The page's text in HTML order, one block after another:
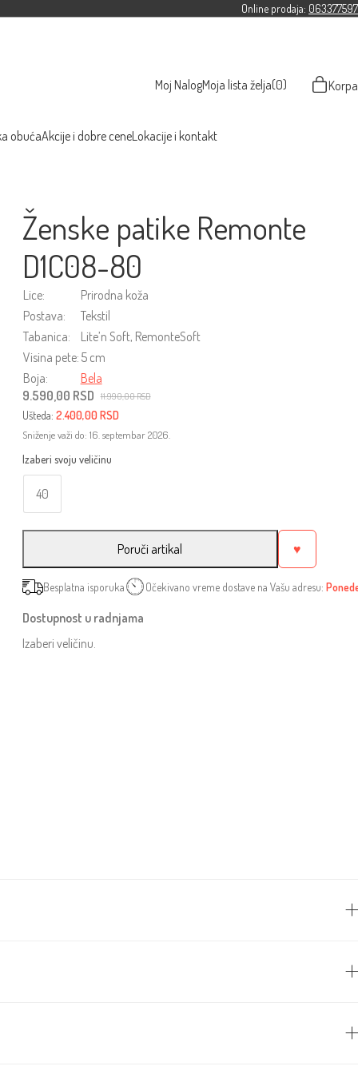
Online prodaja: 063377597
Moj NalogMoja lista želja(0) Korpa
obućaAkcije i dobre ceneLokacije i kontakt
Ženske patike Remonte
D1C08-80
Lice:
Prirodna koža
Postava:
Tekstil
Tabanica:
Lite’n Soft, RemonteSoft
Visina pete: 5 cm
Boja:
Bela
11.990,00RSD
Originalna
cena
je
11.990,00 RSD.
9.590,00 RSD
Trenutna
cena
je:
Ušteda: 2.400,00RSD
Sniženje važi do: 16. septembar 2026.
40
Poruči artikal ♥
Besplatna isporuka Očekivano vreme dostave na Vašu adresu:
Dostupnost u radnjama
Izaberi veličinu.